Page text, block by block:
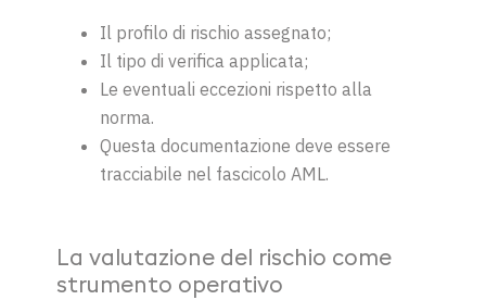
Il profilo di rischio assegnato;
Il tipo di verifica applicata;
Le eventuali eccezioni rispetto alla
norma.
Questa documentazione deve essere
tracciabile nel fascicolo AML.
La valutazione del rischio come
strumento operativo